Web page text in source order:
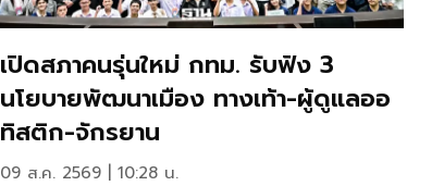
เปิดสภาคนรุ่นใหม่ กทม. รับฟัง 3
นโยบายพัฒนาเมือง ทางเท้า-ผู้ดูแลออ
ทิสติก-จักรยาน
09 ส.ค. 2569 | 10:28 น.